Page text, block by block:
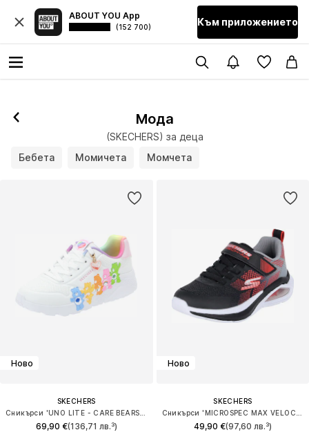
ABOUT YOU App
(152 700) Към приложението
Мода
(SKECHERS) за деца
Бебета
Момичета Момчета
Ново
SKECHERS
69,90 €(136,71 лв.³)
Ново
SKECHERS
49,90 €(97,60 лв.³)